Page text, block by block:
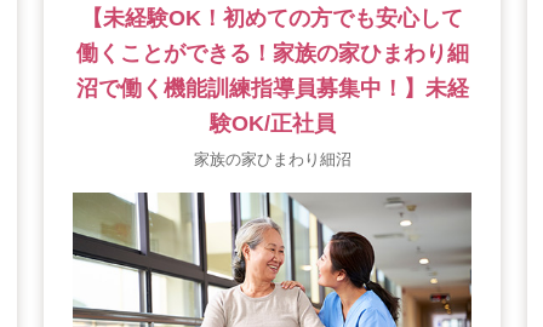
【未経験OK！初めての方でも安心して
働くことができる！家族の家ひまわり細
沼で働く機能訓練指導員募集中！】未経
験OK/正社員
家族の家ひまわり細沼